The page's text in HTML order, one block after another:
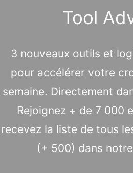
Tool
3 nouveaux outils et
pour accélérer votre
semaine. Directement
Rejoignez + de 7 000
recevez la liste de tous
(+ 500) dans